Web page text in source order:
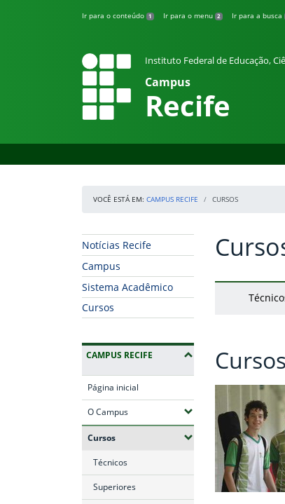
Ir para o conteúdo 1 Ir para o menu 2 Ir para a busca
Instituto Federal de Educação,
Campus
Recife
VOCÊ ESTÁ EM: CAMPUS RECIFE CURSOS
Início da navegação
Notícias Recife
Campus
Sistema Acadêmico
Cursos
CAMPUS RECIFE
Página inicial
O Campus(Expandir submenus)
Cursos(Expandir submenus)
Técnicos
Superiores
Início do
Cursos